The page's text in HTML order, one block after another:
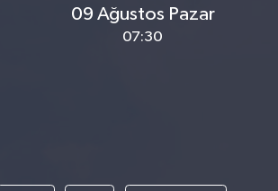
09 Ağustos Pazar
07:30